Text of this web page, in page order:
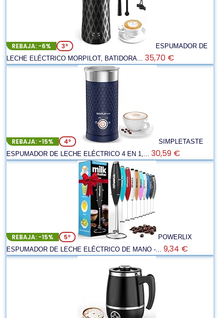
REBAJA: -6% 3º
ESPUMADOR DE
LECHE ELÉCTRICO MORPILOT, BATIDORA... 35,70 €
REBAJA: -15% 4º
SIMPLETASTE
ESPUMADOR DE LECHE ELÉCTRICO 4 EN 1,... 30,59 €
REBAJA: -15% 5º
POWERLIX
ESPUMADOR DE LECHE ELÉCTRICO DE MANO -... 9,34 €